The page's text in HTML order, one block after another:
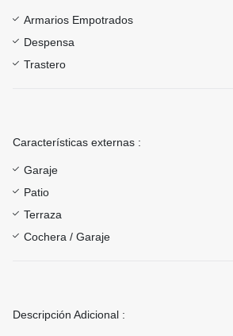
Armarios Empotrados
Despensa
Trastero
Características externas :
Garaje
Patio
Terraza
Cochera / Garaje
Descripción Adicional :